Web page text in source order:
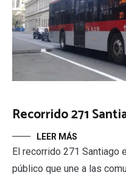
Recorrido 271
LEER MÁS
El recorrido 271 Santiago
público que une a las